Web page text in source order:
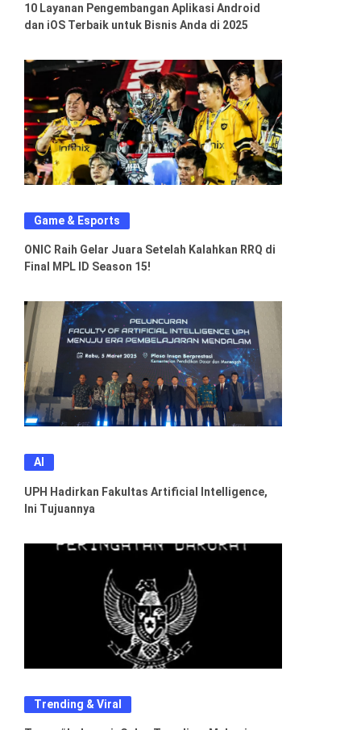
10 Layanan Pengembangan Aplikasi Android
dan iOS Terbaik untuk Bisnis Anda di 2025
Game & Esports
ONIC Raih Gelar Juara Setelah Kalahkan RRQ di
Final MPL ID Season 15!
AI
UPH Hadirkan Fakultas Artificial Intelligence,
Ini Tujuannya
Trending & Viral